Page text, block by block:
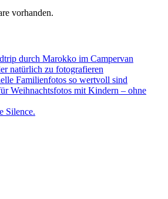
vorhanden.
durch Marokko im Campervan
natürlich zu fotografieren
Familienfotos so wertvoll sind
Weihnachtsfotos mit Kindern – ohne
Silence.